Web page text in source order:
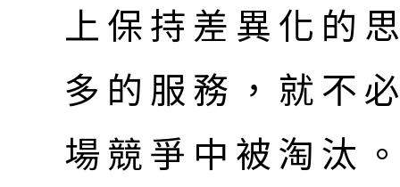
上保持差異化的
多的服務，就不
場競爭中被淘汰